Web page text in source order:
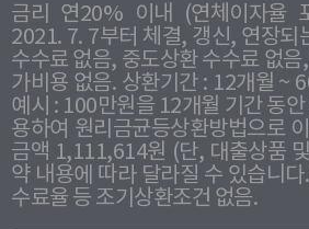
금리 연20% 이내 (연체이자율
2021. 7. 7부터 체결, 갱신, 연장되
수수료 없음, 중도상환 수수료 없
가비용 없음. 상환기간 : 12개월 ~
예시 : 100만원을 12개월 기간 동
용하여 원리금균등상환방법으로
금액 1,111,614원 (단, 대출상품
약 내용에 따라 달라질 수 있습니
수료율 등 조기상환조건 없음.